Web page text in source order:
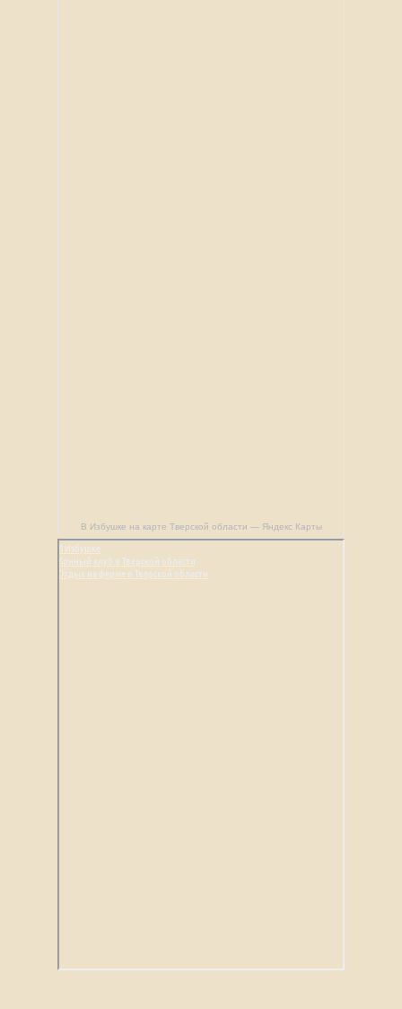
В Избушке на карте Тверской области — Яндекс Карты
В Избушке
Конный клуб в Тверской области
Отдых на ферме в Тверской области